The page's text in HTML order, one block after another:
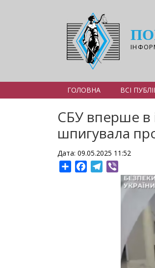
ГОЛОВНА ВСІ
СБУ вперше в
шпигувала
Дата: 09.05.2025 11:52
ShareFacebookTelegram